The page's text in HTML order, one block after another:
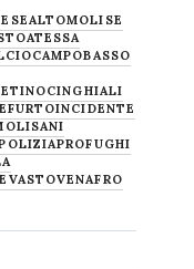
ALTOMOLISE
ATESSA
CAMPOBASSO
CINGHIALI
FURTOINCIDENTE
PROFUGHI
VASTOVENAFRO